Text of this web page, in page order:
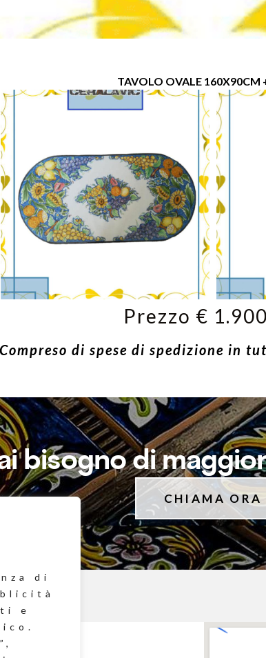
di
e
TAVOLO OVALE 160X90CM
Prezzo €
Compreso di spese di spedizione in
bisogno di
CHIAMA ORA